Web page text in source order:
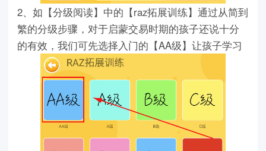
2、如【分级阅读】中的【raz拓展训练】通过从简到
繁的分级步骤，对于启蒙交易时期的孩子还说十分
的有效，我们可先选择入门的【AA级】让孩子学习